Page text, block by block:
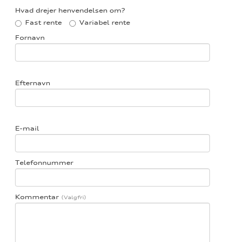
Hvad drejer henvendelsen om?
Fast rente
Variabel rente
Fornavn
Efternavn
E-mail
Telefonnummer
Kommentar